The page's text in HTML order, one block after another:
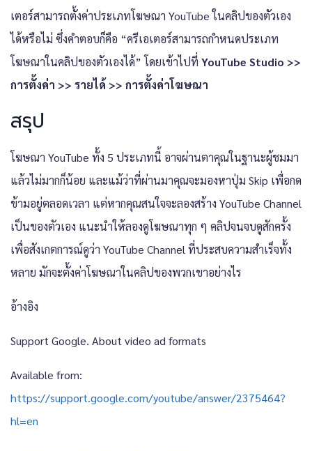
เตอร์สามารถตั้งค่าประเภทโฆษณา YouTube ในคลิปของตัวเอง
ได้หรือไม่ ซึ่งคำตอบก็คือ “ครีเอเตอร์สามารถกำหนดประเภท
โฆษณาในคลิปของตัวเองได้” โดยเข้าไปที่ YouTube Studio >>
การตั้งค่า >> รายได้ >> การตั้งค่าโฆษณา
สรุป
โฆษณา YouTube ทั้ง 5 ประเภทนี้ อาจผ่านตาคุณในฐานะผู้ชมมา
แล้วไม่มากก็น้อย และแม้ว่าที่ผ่านมาคุณจะมองหาปุ่ม Skip เพื่อกด
ข้ามอยู่ตลอดเวลา แต่หากคุณสนใจจะลองสร้าง YouTube Channel
เป็นของตัวเอง แนะนำให้ลองดูโฆษณาทุก ๆ คลิปจนจบดูสักครั้ง
เพื่อสังเกตการณ์ดูว่า YouTube Channel ที่ประสบความสำเร็จทั้ง
หลาย มักจะตั้งค่าโฆษณาในคลิปของพวกเขาอย่างไร
อ้างอิง
Support Google. About video ad formats
Available from:
https://support.google.com/youtube/answer/2375464?
hl=en